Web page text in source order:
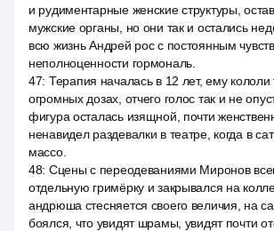
и рудиментарные женские структуры,
мужские органы, но они так и остались
всю жизнь Андрей рос с постоянным
неполноценности гормональ.
47: Терапия началась в 12 лет, ему кололи
огромных дозах, отчего голос так и не
фигура осталась изящной, почти
ненавидел раздевалки в театре, когда в
массо.
48: Сцены с переодеваниями Миронов
отдельную гримёрку и закрывался на
андрюша стесняется своего величия, на
боялся, что увидят шрамы, увидят почти